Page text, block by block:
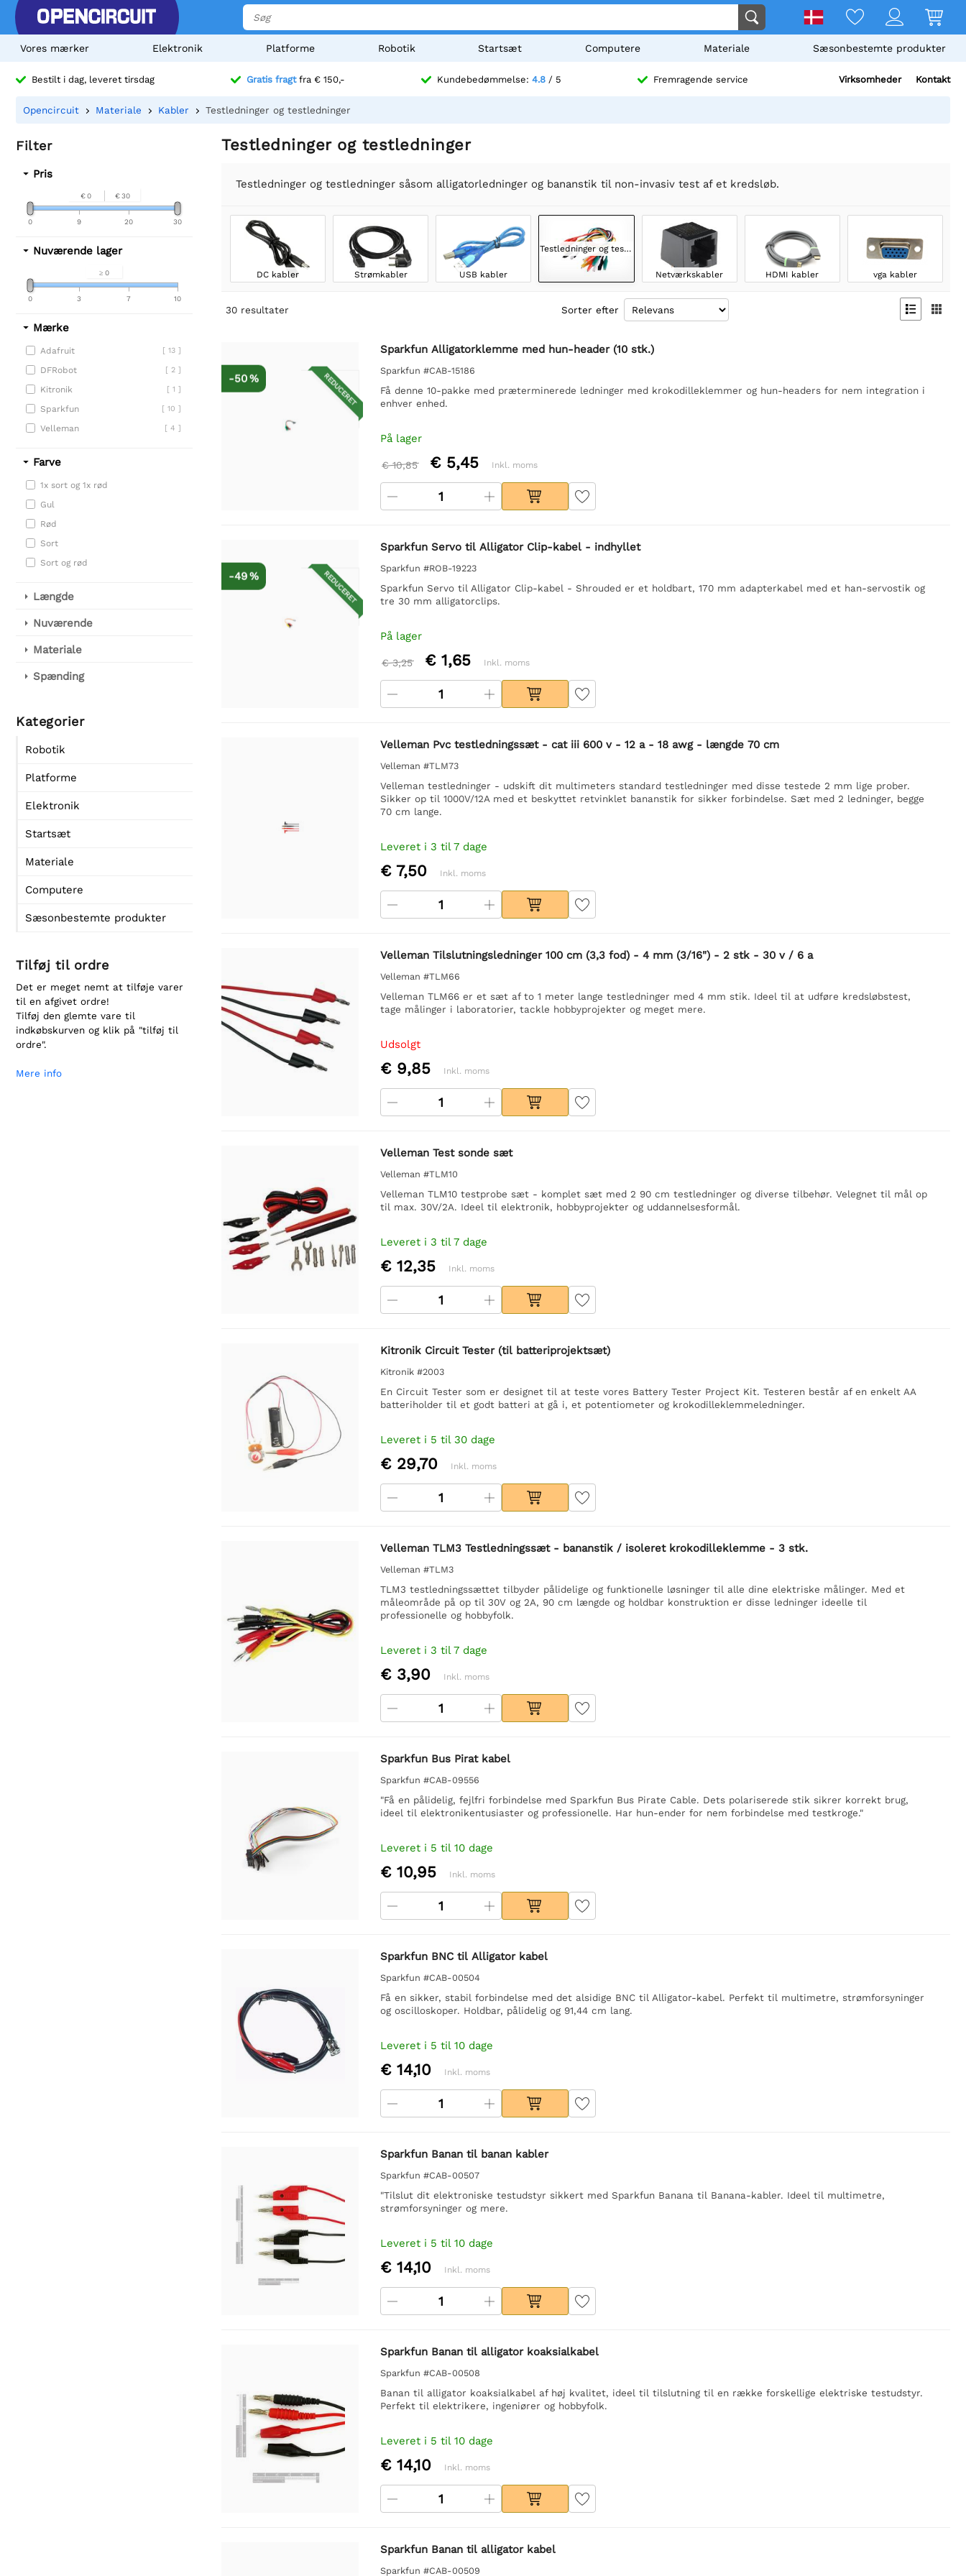
Vores mærker Elektronik Platforme Robotik Startsæt Computere Materiale Sæsonbestemte produkter
Bestilt i dag, leveret tirsdag Gratis fragtfra € 150,- Kundebedømmelse: 4.8 / 5 Fremragende service Virksomheder Kontakt
Opencircuit Materiale Kabler Testledninger og testledninger
Filter
Pris
€ 0 € 30
0 30
9 20
Nuværende lager
≥ 0
0 10
3 7
Mærke
Adafruit [ 13 ]
DFRobot [ 2 ]
Kitronik [ 1 ]
Sparkfun [ 10 ]
Velleman [ 4 ]
Farve
1x sort og 1x rød
Gul
Rød
Sort
Sort og rød
Længde
Nuværende
Materiale
Spænding
Kategorier
Robotik
Platforme
Elektronik
Startsæt
Materiale
Computere
Sæsonbestemte produkter
Tilføj til ordre
Det er meget nemt at tilføje varer
til en afgivet ordre!
Tilføj den glemte vare til
indkøbskurven og klik på "tilføj til
ordre".
Mere info
Testledninger og testledninger
Testledninger og testledninger såsom alligatorledninger og bananstik til non-invasiv test af et kredsløb.
DC kabler Strømkabler USB kabler
Testledninger og testledninger
Netværkskabler HDMI kabler vga kabler
30 resultater Sorter efter  
REDUCERET
-50 %
Sparkfun Alligatorklemme med hun-header (10 stk.)
Sparkfun #CAB-15186
Få denne 10-pakke med præterminerede ledninger med krokodilleklemmer og hun-headers for nem integration i
enhver enhed.
På lager
€ 10,85 € 5,45 Inkl. moms
REDUCERET
-49 %
Sparkfun Servo til Alligator Clip-kabel - indhyllet
Sparkfun #ROB-19223
Sparkfun Servo til Alligator Clip-kabel - Shrouded er et holdbart, 170 mm adapterkabel med et han-servostik og
tre 30 mm alligatorclips.
På lager
€ 3,25 € 1,65 Inkl. moms
Velleman Pvc testledningssæt - cat iii 600 v - 12 a - 18 awg - længde 70 cm
Velleman #TLM73
Velleman testledninger - udskift dit multimeters standard testledninger med disse testede 2 mm lige prober.
Sikker op til 1000V/12A med et beskyttet retvinklet bananstik for sikker forbindelse. Sæt med 2 ledninger, begge
70 cm lange.
Leveret i 3 til 7 dage
€ 7,50 Inkl. moms
Velleman Tilslutningsledninger 100 cm (3,3 fod) - 4 mm (3/16") - 2 stk - 30 v / 6 a
Velleman #TLM66
Velleman TLM66 er et sæt af to 1 meter lange testledninger med 4 mm stik. Ideel til at udføre kredsløbstest,
tage målinger i laboratorier, tackle hobbyprojekter og meget mere.
Udsolgt
€ 9,85 Inkl. moms
Velleman Test sonde sæt
Velleman #TLM10
Velleman TLM10 testprobe sæt - komplet sæt med 2 90 cm testledninger og diverse tilbehør. Velegnet til mål op
til max. 30V/2A. Ideel til elektronik, hobbyprojekter og uddannelsesformål.
Leveret i 3 til 7 dage
€ 12,35 Inkl. moms
Kitronik Circuit Tester (til batteriprojektsæt)
Kitronik #2003
En Circuit Tester som er designet til at teste vores Battery Tester Project Kit. Testeren består af en enkelt AA
batteriholder til et godt batteri at gå i, et potentiometer og krokodilleklemmeledninger.
Leveret i 5 til 30 dage
€ 29,70 Inkl. moms
Velleman TLM3 Testledningssæt - bananstik / isoleret krokodilleklemme - 3 stk.
Velleman #TLM3
TLM3 testledningssættet tilbyder pålidelige og funktionelle løsninger til alle dine elektriske målinger. Med et
måleområde på op til 30V og 2A, 90 cm længde og holdbar konstruktion er disse ledninger ideelle til
professionelle og hobbyfolk.
Leveret i 3 til 7 dage
€ 3,90 Inkl. moms
Sparkfun Bus Pirat kabel
Sparkfun #CAB-09556
"Få en pålidelig, fejlfri forbindelse med Sparkfun Bus Pirate Cable. Dets polariserede stik sikrer korrekt brug,
ideel til elektronikentusiaster og professionelle. Har hun-ender for nem forbindelse med testkroge."
Leveret i 5 til 10 dage
€ 10,95 Inkl. moms
Sparkfun BNC til Alligator kabel
Sparkfun #CAB-00504
Få en sikker, stabil forbindelse med det alsidige BNC til Alligator-kabel. Perfekt til multimetre, strømforsyninger
og oscilloskoper. Holdbar, pålidelig og 91,44 cm lang.
Leveret i 5 til 10 dage
€ 14,10 Inkl. moms
Sparkfun Banan til banan kabler
Sparkfun #CAB-00507
"Tilslut dit elektroniske testudstyr sikkert med Sparkfun Banana til Banana-kabler. Ideel til multimetre,
strømforsyninger og mere.
Leveret i 5 til 10 dage
€ 14,10 Inkl. moms
Sparkfun Banan til alligator koaksialkabel
Sparkfun #CAB-00508
Banan til alligator koaksialkabel af høj kvalitet, ideel til tilslutning til en række forskellige elektriske testudstyr.
Perfekt til elektrikere, ingeniører og hobbyfolk.
Leveret i 5 til 10 dage
€ 14,10 Inkl. moms
Sparkfun Banan til alligator kabel
Sparkfun #CAB-00509